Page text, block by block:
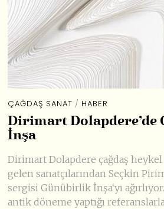
ÇAĞDAŞ SANAT / HABER
Dirimart
İnşa
Dirimart Dolapdere çağdaş heykel
gelen sanatçılarından Seçkin
sergisi Günübirlik İnşa‘yı
antik döneme yaptığı